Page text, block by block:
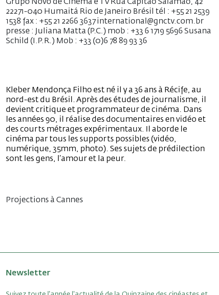
Grupo Novo de Cinema e TV Rua Capitão Salamão, 42
22271-040 Humaitá Rio de Janeiro Brésil tél : +55 21 2539
1538 fax : +55 21 2266 3637 international@gnctv.com.br
presse : Juliana Matta (P.C.) mob : +33 6 1719 5696 Susana
Schild (I.P.R.) Mob : +33 (0)6 78 89 93 36
Kleber Mendonça Filho est né il y a 36 ans à Récife, au
nord-est du Brésil. Après des études de journalisme, il
devient critique et programmateur de cinéma. Dans
les années 90, il réalise des documentaires en vidéo et
des courts métrages expérimentaux. Il aborde le
cinéma par tous les supports possibles (vidéo,
numérique, 35mm, photo). Ses sujets de prédilection
sont les gens, l’amour et la peur.
Projections à Cannes
Newsletter